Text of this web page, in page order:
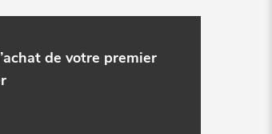
de votre premier